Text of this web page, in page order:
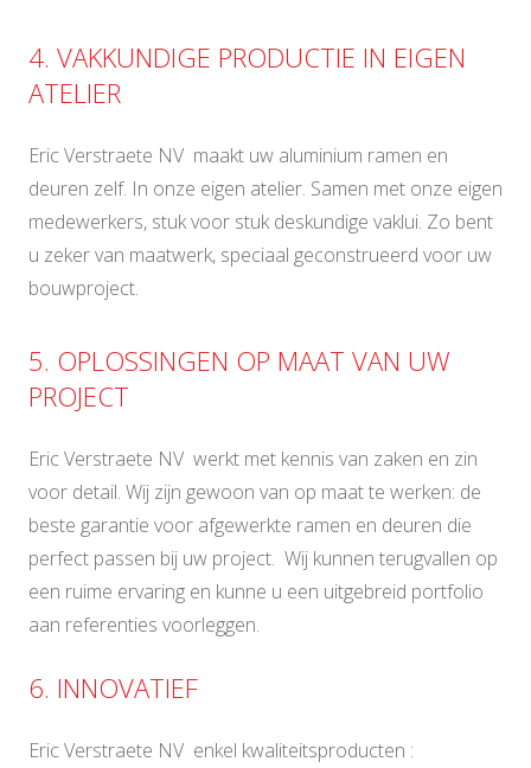
4. VAKKUNDIGE PRODUCTIE IN EIGEN
ATELIER
Eric Verstraete NV maakt uw aluminium ramen en
deuren zelf. In onze eigen atelier. Samen met onze eigen
medewerkers, stuk voor stuk deskundige vaklui. Zo bent
u zeker van maatwerk, speciaal geconstrueerd voor uw
bouwproject.
5. OPLOSSINGEN OP MAAT VAN UW
PROJECT
Eric Verstraete NV werkt met kennis van zaken en zin
voor detail. Wij zijn gewoon van op maat te werken: de
beste garantie voor afgewerkte ramen en deuren die
perfect passen bij uw project. Wij kunnen terugvallen op
een ruime ervaring en kunne u een uitgebreid portfolio
aan referenties voorleggen.
6. INNOVATIEF
Eric Verstraete NV enkel kwaliteitsproducten :